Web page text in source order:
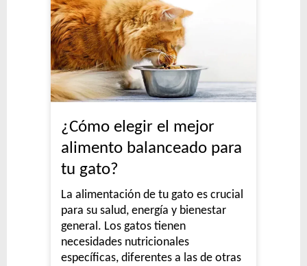
¿Cómo elegir el mejor
alimento balanceado para
tu gato?
La alimentación de tu gato es crucial
para su salud, energía y bienestar
general. Los gatos tienen
necesidades nutricionales
específicas, diferentes a las de otras